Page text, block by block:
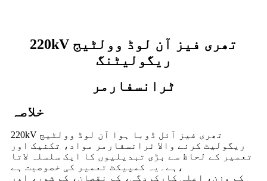
220kV تھری فیز آن لوڈ وولٹیج
ریگولیٹنگ
ٹرانسفارمر
خلاصہ
220kV تھری فیز آئل ڈوبا ہوا آن لوڈ وولٹیج
ریگولیٹ کرنے والا ٹرانسفارمر مواد، تکنیک اور
تعمیر کے لحاظ سے بڑی تبدیلیوں کا ایک سلسلہ لاتا
ہے۔یہ کمپیکٹ تعمیر کی خصوصیت ہے،
کم وزن، اعلی کارکردگی، کم نقصان، کم شور، اور